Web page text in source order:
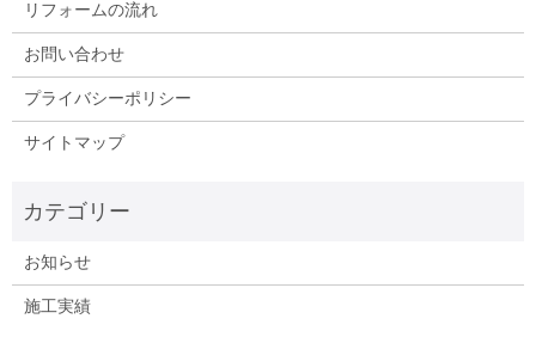
リフォームの流れ
お問い合わせ
プライバシーポリシー
サイトマップ
お知らせ
施工実績